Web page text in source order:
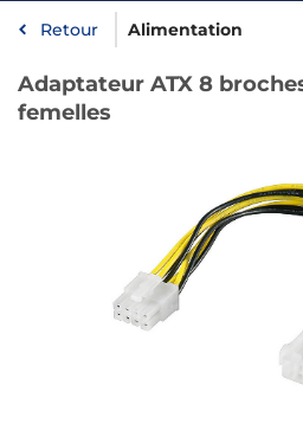
Retour Alimentation
Adaptateur ATX 8
femelles